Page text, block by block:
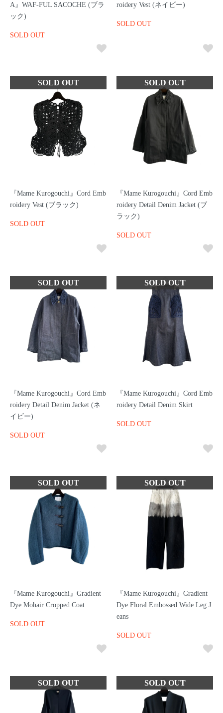
A』WAF-FUL SACOCHE (ブラ
ック)
SOLD OUT
roidery Vest (ネイビー)
SOLD OUT
『Mame Kurogouchi』Cord Emb
roidery Vest (ブラック)
SOLD OUT
『Mame Kurogouchi』Cord Emb
roidery Detail Denim Jacket (ブ
ラック)
SOLD OUT
『Mame Kurogouchi』Cord Emb
roidery Detail Denim Jacket (ネ
イビー)
SOLD OUT
『Mame Kurogouchi』Cord Emb
roidery Detail Denim Skirt
SOLD OUT
『Mame Kurogouchi』Gradient
Dye Mohair Cropped Coat
SOLD OUT
『Mame Kurogouchi』Gradient
Dye Floral Embossed Wide Leg J
eans
SOLD OUT